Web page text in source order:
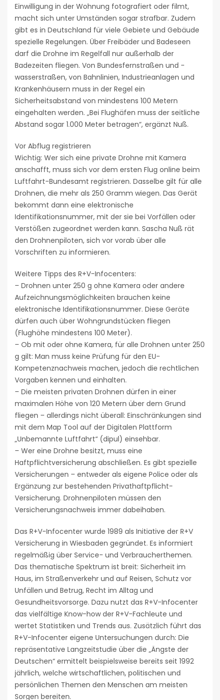
Einwilligung in der Wohnung fotografiert oder filmt,
macht sich unter Umständen sogar strafbar. Zudem
gibt es in Deutschland für viele Gebiete und Gebäude
spezielle Regelungen. Über Freibäder und Badeseen
darf die Drohne im Regelfall nur außerhalb der
Badezeiten fliegen. Von Bundesfernstraßen und -
wasserstraßen, von Bahnlinien, Industrieanlagen und
Krankenhäusern muss in der Regel ein
Sicherheitsabstand von mindestens 100 Metern
eingehalten werden. „Bei Flughäfen muss der seitliche
Abstand sogar 1.000 Meter betragen“, ergänzt Nuß.
Vor Abflug registrieren
Wichtig: Wer sich eine private Drohne mit Kamera
anschafft, muss sich vor dem ersten Flug online beim
Luftfahrt-Bundesamt registrieren. Dasselbe gilt für alle
Drohnen, die mehr als 250 Gramm wiegen. Das Gerät
bekommt dann eine elektronische
Identifikationsnummer, mit der sie bei Vorfällen oder
Verstößen zugeordnet werden kann. Sascha Nuß rät
den Drohnenpiloten, sich vor vorab über alle
Vorschriften zu informieren.
Weitere Tipps des R+V-Infocenters:
– Drohnen unter 250 g ohne Kamera oder andere
Aufzeichnungsmöglichkeiten brauchen keine
elektronische Identifikationsnummer. Diese Geräte
dürfen auch über Wohngrundstücken fliegen
(Flughöhe mindestens 100 Meter).
– Ob mit oder ohne Kamera, für alle Drohnen unter 250
g gilt: Man muss keine Prüfung für den EU-
Kompetenznachweis machen, jedoch die rechtlichen
Vorgaben kennen und einhalten.
– Die meisten privaten Drohnen dürfen in einer
maximalen Höhe von 120 Metern über dem Grund
fliegen – allerdings nicht überall: Einschränkungen sind
mit dem Map Tool auf der Digitalen Plattform
„Unbemannte Luftfahrt“ (dipul) einsehbar.
– Wer eine Drohne besitzt, muss eine
Haftpflichtversicherung abschließen. Es gibt spezielle
Versicherungen – entweder als eigene Police oder als
Ergänzung zur bestehenden Privathaftpflicht-
Versicherung. Drohnenpiloten müssen den
Versicherungsnachweis immer dabeihaben.
Das R+V-Infocenter wurde 1989 als Initiative der R+V
Versicherung in Wiesbaden gegründet. Es informiert
regelmäßig über Service- und Verbraucherthemen.
Das thematische Spektrum ist breit: Sicherheit im
Haus, im Straßenverkehr und auf Reisen, Schutz vor
Unfällen und Betrug, Recht im Alltag und
Gesundheitsvorsorge. Dazu nutzt das R+V-Infocenter
das vielfältige Know-how der R+V-Fachleute und
wertet Statistiken und Trends aus. Zusätzlich führt das
R+V-Infocenter eigene Untersuchungen durch: Die
repräsentative Langzeitstudie über die „Ängste der
Deutschen“ ermittelt beispielsweise bereits seit 1992
jährlich, welche wirtschaftlichen, politischen und
persönlichen Themen den Menschen am meisten
Sorgen bereiten.